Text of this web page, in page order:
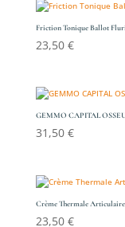
Friction Tonique Ballot
23,50 €
GEMMO CAPITAL
31,50 €
Crème Thermale
23,50 €